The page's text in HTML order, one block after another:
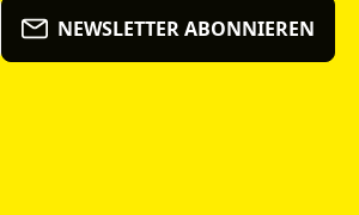
NEWSLETTER ABONNIEREN